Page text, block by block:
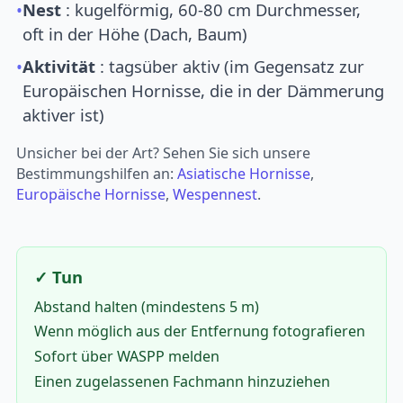
•Nest : kugelförmig, 60-80 cm Durchmesser,
oft in der Höhe (Dach, Baum)
•Aktivität : tagsüber aktiv (im Gegensatz zur
Europäischen Hornisse, die in der Dämmerung
aktiver ist)
Unsicher bei der Art? Sehen Sie sich unsere
Bestimmungshilfen an:Asiatische Hornisse,
Europäische Hornisse,Wespennest.
✓ Tun
Abstand halten (mindestens 5 m)
Wenn möglich aus der Entfernung fotografieren
Sofort über WASPP melden
Einen zugelassenen Fachmann hinzuziehen